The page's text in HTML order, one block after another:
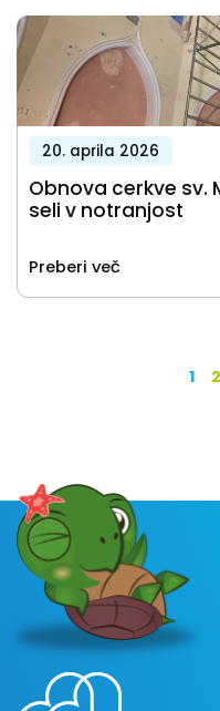
20. aprila 2026
Obnova cerkve sv.
seli v notranjost
Preberi več
1 2